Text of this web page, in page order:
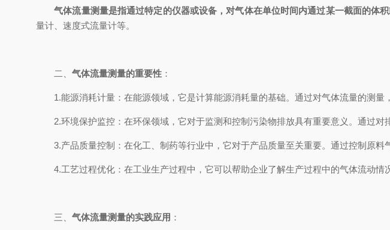
气体流量测量是指通过特定的仪器或设备，对气体在单位时间内通过某一截面的体积
量计、速度式流量计等。
二、 气体流量测量的重要性 ：
1.能源消耗计量：在能源领域，它是计算能源消耗量的基础。通过对气体流量的测量
2.环境保护监控：在环保领域，它对于监测和控制污染物排放具有重要意义。通过对
3.产品质量控制：在化工、制药等行业中，它对于产品质量至关重要。通过控制原料
4.工艺过程优化：在工业生产过程中，它可以帮助企业了解生产过程中的气体流动情
三、 气体流量测量的实践应用 ：